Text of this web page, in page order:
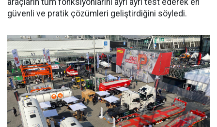
araçların tüm fonksiyonlarını ayrı ayrı test ede­rek en
güvenli ve pratik çözümleri geliştirdiğini söyledi.